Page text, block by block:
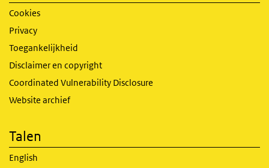
Cookies
Privacy
Toegankelijkheid
Disclaimer en copyright
Coordinated Vulnerability Disclosure
Website archief
Talen
English